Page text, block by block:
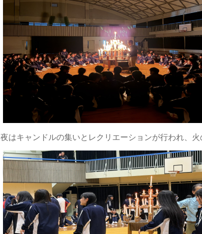
夜はキャンドルの集いとレクリエーションが行われ、